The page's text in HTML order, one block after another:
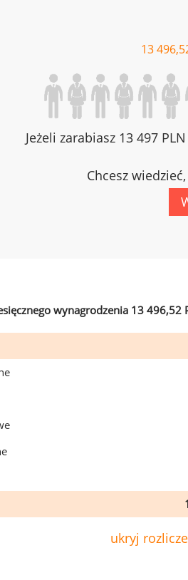
13
Jeżeli zarabiasz 13 497
Chcesz
wynagrodzenia 13 496,52
ukryj